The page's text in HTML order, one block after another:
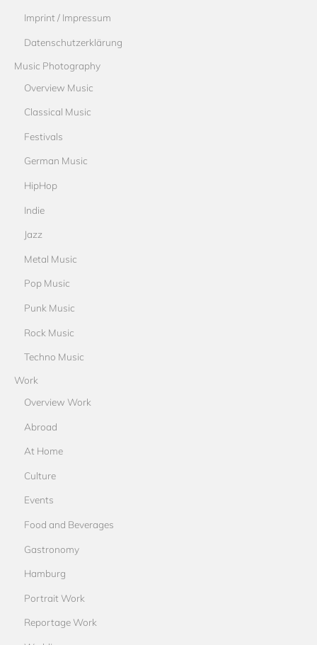
Imprint / Impressum
Datenschutzerklärung
Music Photography
Overview Music
Classical Music
Festivals
German Music
HipHop
Indie
Jazz
Metal Music
Pop Music
Punk Music
Rock Music
Techno Music
Work
Overview Work
Abroad
At Home
Culture
Events
Food and Beverages
Gastronomy
Hamburg
Portrait Work
Reportage Work